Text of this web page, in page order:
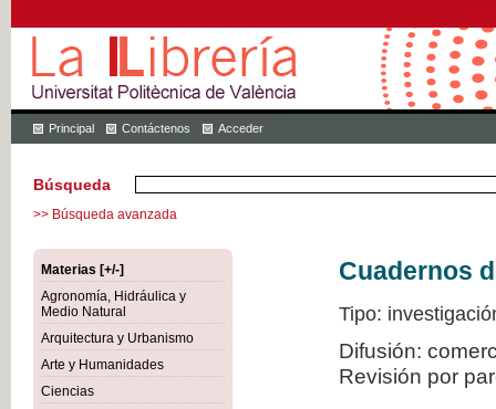
Principal Contáctenos Acceder
Búsqueda
>> Búsqueda avanzada
Materias [+/-]
Agronomía, Hidráulica y
Medio Natural
Arquitectura y Urbanismo
Arte y Humanidades
Ciencias
Cuadernos
Tipo:
Difusión:
Revisión por